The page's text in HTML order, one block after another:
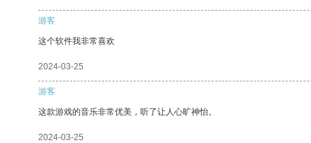
游客
这个软件我非常喜欢
2024-03-25
游客
这款游戏的音乐非常优美，听了让人心旷神怡。
2024-03-25